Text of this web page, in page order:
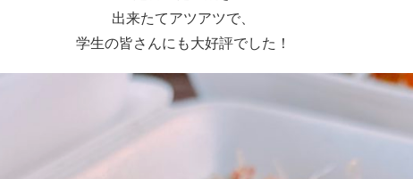
出来たてアツアツで、
学生の皆さんにも大好評でした！